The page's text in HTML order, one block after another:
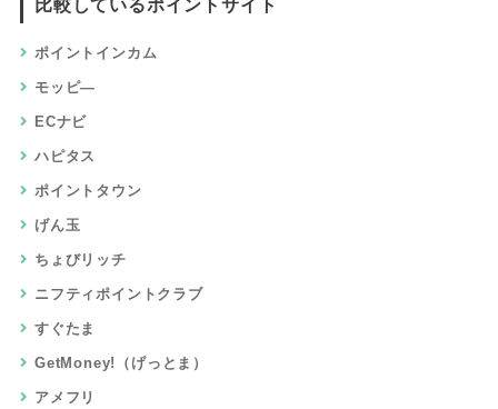
比較しているポイントサイト
ポイントインカム
モッピ―
ECナビ
ハピタス
ポイントタウン
げん玉
ちょびリッチ
ニフティポイントクラブ
すぐたま
GetMoney!（げっとま）
アメフリ